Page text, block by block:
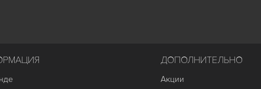
ДОПОЛНИТЕЛЬНО
Акции